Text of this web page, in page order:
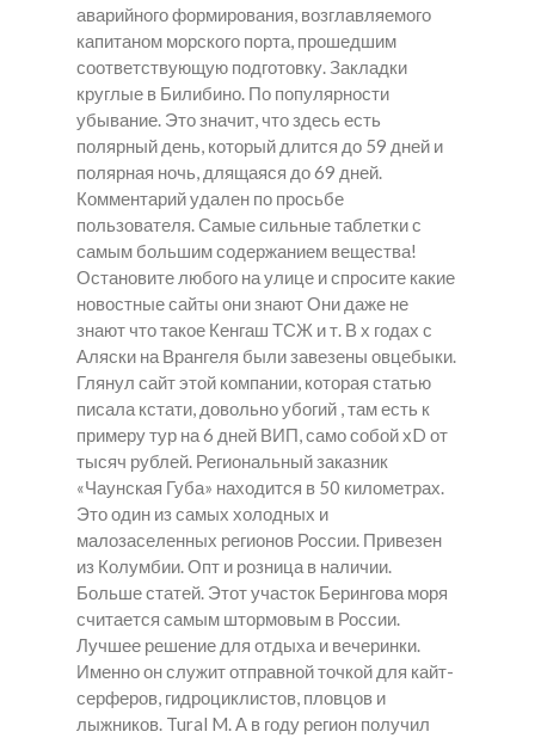
аварийного формирования, возглавляемого
капитаном морского порта, прошедшим
соответствующую подготовку.Закладки
круглые в Билибино. По популярности
убывание. Это значит, что здесь есть
полярный день, который длится до 59 дней и
полярная ночь, длящаяся до 69 дней.
Комментарий удален по просьбе
пользователя. Самые сильные таблетки с
самым большим содержанием вещества!
Остановите любого на улице и спросите какие
новостные сайты они знают Они даже не
знают что такое Кенгаш ТСЖ и т. В х годах с
Аляски на Врангеля были завезены овцебыки.
Глянул сайт этой компании, которая статью
писала кстати, довольно убогий , там есть к
примеру тур на 6 дней ВИП, само собой xD от
тысяч рублей. Региональный заказник
«Чаунская Губа» находится в 50 километрах.
Это один из самых холодных и
малозаселенных регионов России. Привезен
из Колумбии. Опт и розница в наличии.
Больше статей. Этот участок Берингова моря
считается самым штормовым в России.
Лучшее решение для отдыха и вечеринки.
Именно он служит отправной точкой для кайт-
серферов, гидроциклистов, пловцов и
лыжников. Tural M. А в году регион получил